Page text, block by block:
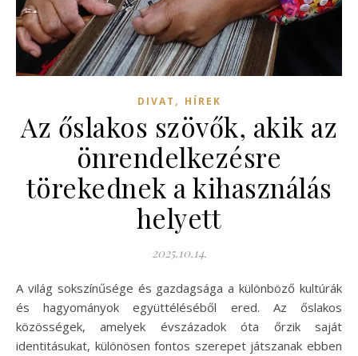
DIVAT , HÍREK
Az őslakos szövők, akik az
önrendelkezésre
törekednek a kihasználás
helyett
2025.10.14.
A világ sokszínűsége és gazdagsága a különböző kultúrák
és hagyományok együttéléséből ered. Az őslakos
közösségek, amelyek évszázadok óta őrzik saját
identitásukat, különösen fontos szerepet játszanak ebben